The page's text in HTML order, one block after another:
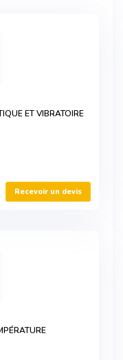
ET VIBRATOIRE
Recevoir un devis